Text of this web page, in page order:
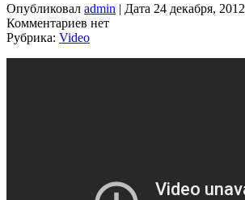
Опубликовал admin | Дата 24 декабря, 2012
Комментариев нет
Рубрика: Video